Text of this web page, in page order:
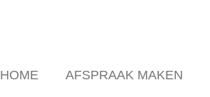
HOME AFSPRAAK MAKEN